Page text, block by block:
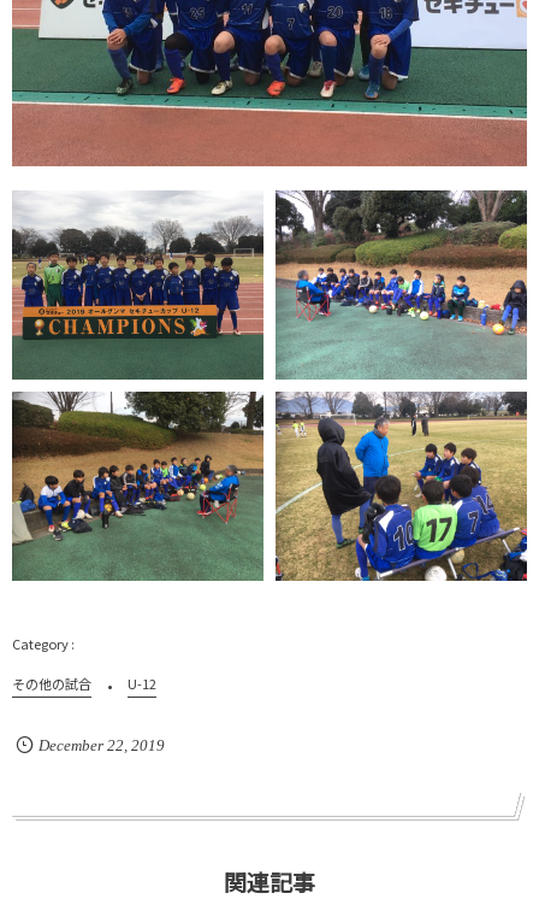
その他の試合 U-12
December 22, 2019
関連記事